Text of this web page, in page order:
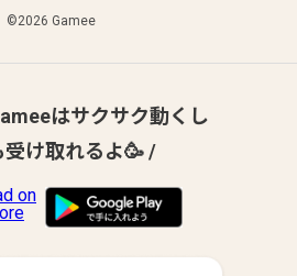
©︎2026 Gamee
はサクサク動くし
受け取れるよ🥳 /